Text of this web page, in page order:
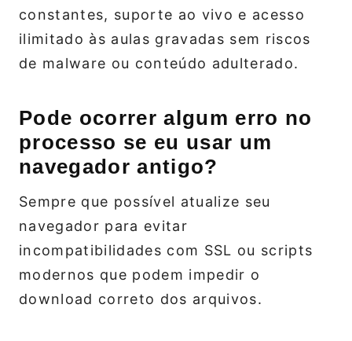
constantes, suporte ao vivo e acesso
ilimitado às aulas gravadas sem riscos
de malware ou conteúdo adulterado.
Pode ocorrer algum erro no
processo se eu usar um
navegador antigo?
Sempre que possível atualize seu
navegador para evitar
incompatibilidades com SSL ou scripts
modernos que podem impedir o
download correto dos arquivos.